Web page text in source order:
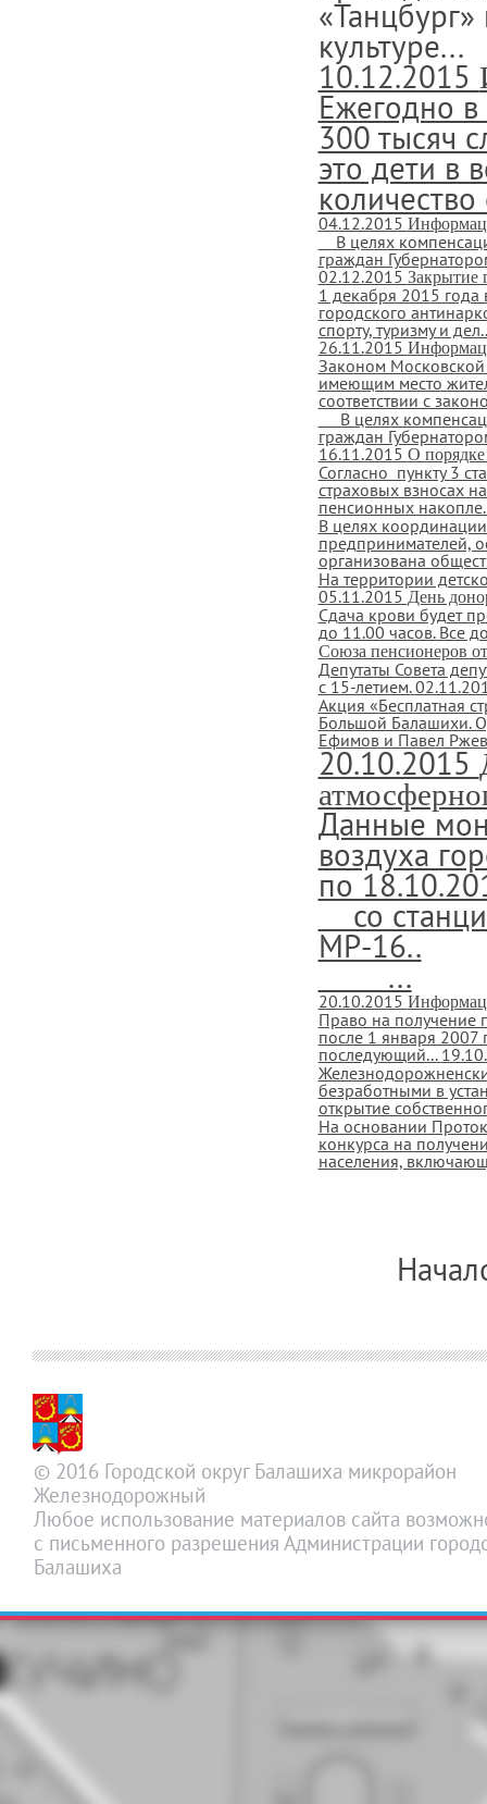
культуре...
10.12.2015
Ежегодно
300 тысяч
это дети в
04.12.2015
В целях
граждан
02.12.2015 Закрытие
1 декабря 2015 года
городского
спорту, туризму и
26.11.2015
Законом
имеющим место
соответствии с
В целях
граждан
16.11.2015 О
Согласно пункту 3
страховых взносах
пенсионных
В целях
предпринимателей,
организована
На территории
05.11.2015 День
Сдача крови будет
до 11.00 часов. Все
Союза пенсионеров
Депутаты Совета
с 15-летием.
Акция «Бесплатная
Большой Балашихи.
Ефимов и Павел
20.10.2015
Данные
воздуха
по
со
МР-16..
...
20.10.2015
Право на получение
после 1 января 2007
последующий...
безработными в
открытие
На основании
конкурса на
населения,
© 2016 Городской округ Балашиха микрорайон
Железнодорожный
Любое использование материалов сайта
с письменного разрешения Администрации
Балашиха